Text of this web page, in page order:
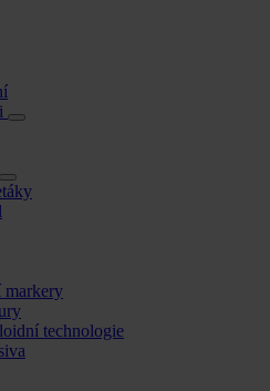
markery
technologie